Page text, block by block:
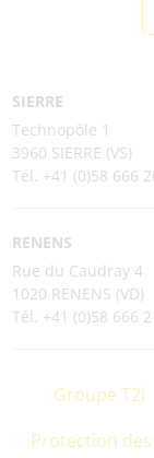
SIERRE
Technopôle 1
3960 SIERRE (VS)
Tél. +41 (0)58 666
RENENS
Rue du Caudray 4
1020 RENENS (VD)
Tél. +41 (0)58 666
Groupe T2i
Protection